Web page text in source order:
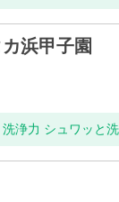
浜甲子園
浄力 シュワッと